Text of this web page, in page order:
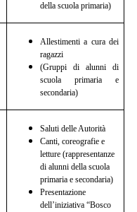
della scuola primaria)
Allestimenti a cura dei
ragazzi
(Gruppi di alunni di
scuola primaria e
secondaria)
Saluti delle Autorità
Canti, coreografie e
letture (rappresentanze
di alunni della scuola
primaria e secondaria)
Presentazione
dell’iniziativa “Bosco